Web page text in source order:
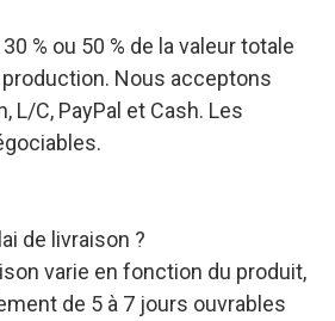
% ou 50 % de la valeur totale
production. Nous acceptons
L/C, PayPal et Cash. Les
de livraison ?
varie en fonction du produit,
de 5 à 7 jours ouvrables